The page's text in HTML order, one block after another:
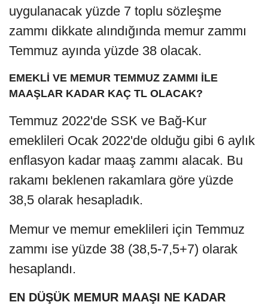
uygulanacak yüzde 7 toplu sözleşme
zammı dikkate alındığında memur zammı
Temmuz ayında yüzde 38 olacak.
EMEKLİ VE MEMUR TEMMUZ ZAMMI İLE
MAAŞLAR KADAR KAÇ TL OLACAK?
Temmuz 2022'de SSK ve Bağ-Kur
emeklileri Ocak 2022'de olduğu gibi 6 aylık
enflasyon kadar maaş zammı alacak. Bu
rakamı beklenen rakamlara göre yüzde
38,5 olarak hesapladık.
Memur ve memur emeklileri için Temmuz
zammı ise yüzde 38 (38,5-7,5+7) olarak
hesaplandı.
EN DÜŞÜK MEMUR MAAŞI NE KADAR